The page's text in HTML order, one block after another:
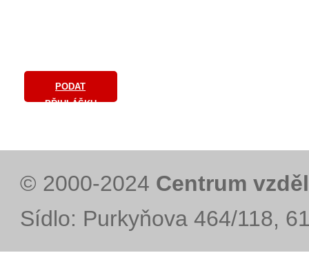
PODAT
PŘIHLÁŠKU
© 2000-2024 Centrum
Sídlo: Purkyňova 464/118,